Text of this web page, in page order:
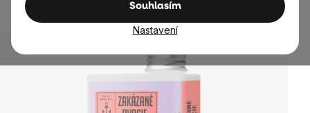
Souhlasím
Nastavení
Průměrné
produktu
0,0